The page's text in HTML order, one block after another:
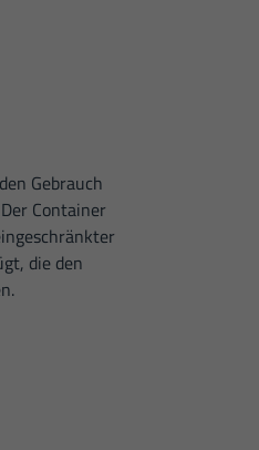
Gebrauch
Container
die den